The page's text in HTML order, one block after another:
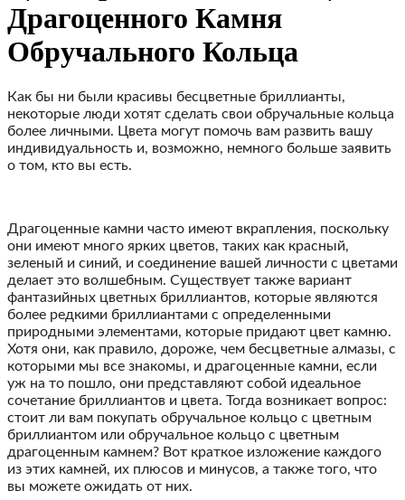
Драгоценного Камня
Обручального Кольца
Как бы ни были красивы бесцветные бриллианты,
некоторые люди хотят сделать свои обручальные кольца
более личными. Цвета могут помочь вам развить вашу
индивидуальность и, возможно, немного больше заявить
о том, кто вы есть.
Драгоценные камни часто имеют вкрапления, поскольку
они имеют много ярких цветов, таких как красный,
зеленый и синий, и соединение вашей личности с цветами
делает это волшебным. Существует также вариант
фантазийных цветных бриллиантов, которые являются
более редкими бриллиантами с определенными
природными элементами, которые придают цвет камню.
Хотя они, как правило, дороже, чем бесцветные алмазы, с
которыми мы все знакомы, и драгоценные камни, если
уж на то пошло, они представляют собой идеальное
сочетание бриллиантов и цвета. Тогда возникает вопрос:
стоит ли вам покупать обручальное кольцо с цветным
бриллиантом или обручальное кольцо с цветным
драгоценным камнем? Вот краткое изложение каждого
из этих камней, их плюсов и минусов, а также того, что
вы можете ожидать от них.